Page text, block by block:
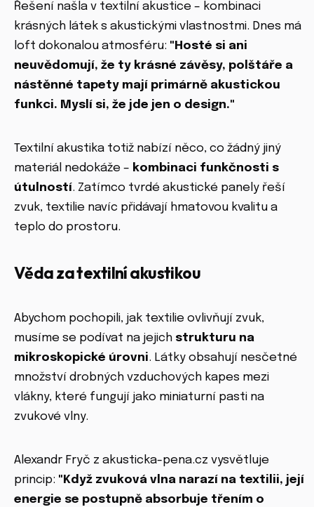
Řešení našla v textilní akustice – kombinaci
krásných látek s akustickými vlastnostmi. Dnes má
loft dokonalou atmosféru: "Hosté si ani
neuvědomují, že ty krásné závěsy, polštáře a
nástěnné tapety mají primárně akustickou
funkci. Myslí si, že jde jen o design."
Textilní akustika totiž nabízí něco, co žádný jiný
materiál nedokáže – kombinaci funkčnosti s
útulností. Zatímco tvrdé akustické panely řeší
zvuk, textilie navíc přidávají hmatovou kvalitu a
teplo do prostoru.
Věda za textilní akustikou
Abychom pochopili, jak textilie ovlivňují zvuk,
musíme se podívat na jejich strukturu na
mikroskopické úrovni. Látky obsahují nesčetné
množství drobných vzduchových kapes mezi
vlákny, které fungují jako miniaturní pasti na
zvukové vlny.
Alexandr Fryč z akusticka-pena.cz vysvětluje
princip: "Když zvuková vlna narazí na textilii, její
energie se postupně absorbuje třením o